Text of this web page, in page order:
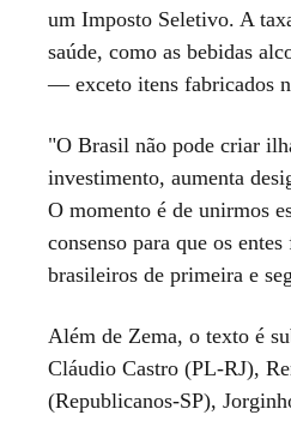
um Imposto Seletivo. A
saúde, como as bebidas
— exceto itens fabricados
"O Brasil não pode criar
investimento, aumenta
O momento é de unirmos
consenso para que os
brasileiros de primeira e
Além de Zema, o texto é
Cláudio Castro (PL-RJ),
(Republicanos-SP),